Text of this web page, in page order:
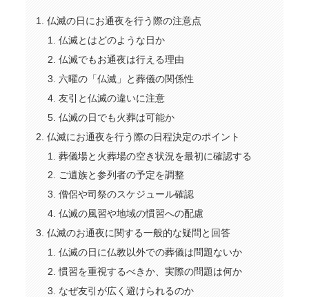
仏滅の日にお通夜を行う際の注意点
仏滅とはどのような日か
仏滅でもお通夜は行える理由
六曜の「仏滅」と葬儀の関係性
友引と仏滅の違いに注意
仏滅の日でも火葬は可能か
仏滅にお通夜を行う際の日程決定のポイント
葬儀場と火葬場の空き状況を最初に確認する
ご遺族と参列者の予定を調整
僧侶や司祭のスケジュール確認
仏滅の風習や地域の慣習への配慮
仏滅のお通夜に関する一般的な疑問と回答
仏滅の日に仏教以外での葬儀は問題ないか
慣習を重視するべきか、実際の問題は何か
なぜ友引が広く避けられるのか